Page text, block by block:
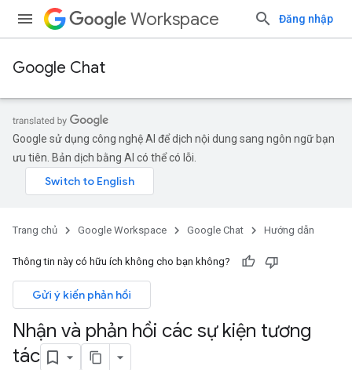
Workspace Đăng nhập
Google Chat
Google sử dụng công nghệ AI để dịch nội dung sang ngôn ngữ bạn
ưu tiên. Bản dịch bằng AI có thể có lỗi.
Trang chủ Google Workspace Google Chat Hướng dẫn
Thông tin này có hữu ích không cho bạn không?
Gửi ý kiến phản hồi
Nhận và phản hồi các sự kiện tương
tác